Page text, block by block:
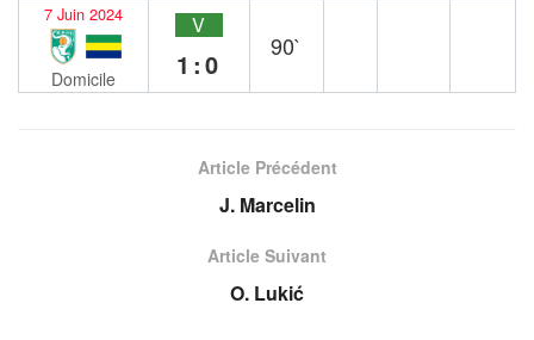
7 Juin 2024
Domicile
V
1:0
90`
Article Précédent
J. Marcelin
Article Suivant
O. Lukić